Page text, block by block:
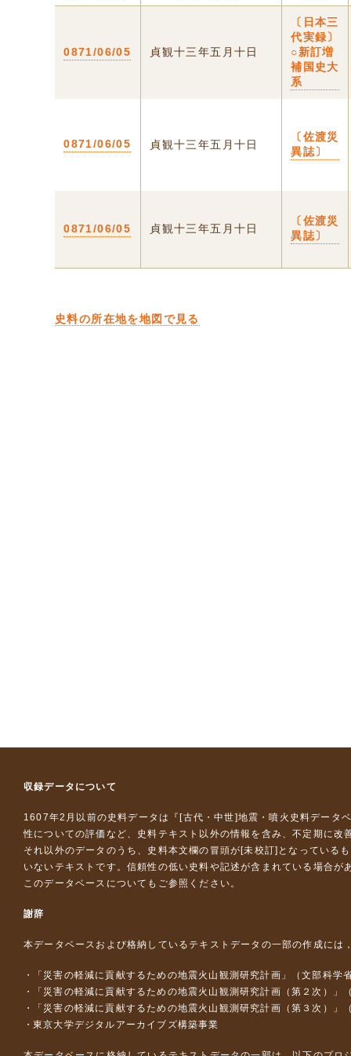
0871/06/05 貞観十三年五月十日
〔日本三
代実録〕
○新訂増
補国史大
系
0871/06/05 貞観十三年五月十日
〔佐渡災
異誌〕
0871/06/05 貞観十三年五月十日
〔佐渡災
異誌〕
史料の所在地を地図で見る
収録データについて
1607年2月以前の史料データは『 [古代・中世]地震・噴火史料データ
性についての評価など、史料テキスト以外の情報を含み、不定期に改
それ以外のデータのうち、史料本文欄の冒頭が[未校訂]となっている
いないテキストです。信頼性の低い史料や記述が含まれている場合が
このデータベースについて もご参照ください。
謝辞
本データベースおよび格納しているテキストデータの一部の作成には
「災害の軽減に貢献するための地震火山観測研究計画」（文部科学
「災害の軽減に貢献するための地震火山観測研究計画（第２次）」
「災害の軽減に貢献するための地震火山観測研究計画（第３次）」
東京大学デジタルアーカイブズ構築事業